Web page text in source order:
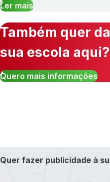
Ler mais
Também quer
sua escola aqui?
Quero mais informações
Quer fazer publicidade à